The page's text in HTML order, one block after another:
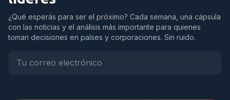
¿Qué esperás para ser el próximo? Cada semana, una cápsula
con las noticias y el análisis más importante para quienes
toman decisiones en países y corporaciones. Sin ruido.